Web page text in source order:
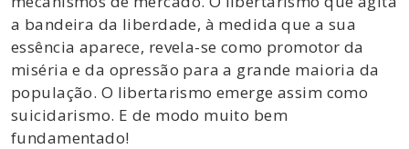
a bandeira da liberdade, à medida que a sua
essência aparece, revela-se como promotor da
miséria e da opressão para a grande maioria da
população. O libertarismo emerge assim como
suicidarismo. E de modo muito bem
fundamentado!